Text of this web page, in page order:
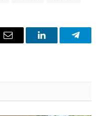
Email LinkedIn